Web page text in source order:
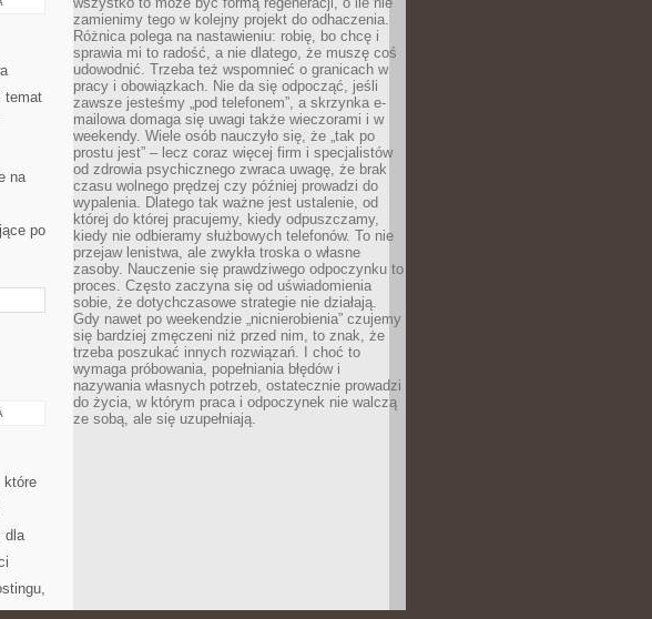
temat
na
po
które
dla
zamienimy tego w kolejny projekt do odhaczenia.
Różnica polega na nastawieniu: robię, bo chcę i
sprawia mi to radość, a nie dlatego, że muszę coś
udowodnić. Trzeba też wspomnieć o granicach w
pracy i obowiązkach. Nie da się odpocząć, jeśli
zawsze jesteśmy „pod telefonem”, a skrzynka e-
mailowa domaga się uwagi także wieczorami i w
weekendy. Wiele osób nauczyło się, że „tak po
prostu jest” – lecz coraz więcej firm i specjalistów
od zdrowia psychicznego zwraca uwagę, że brak
czasu wolnego prędzej czy później prowadzi do
wypalenia. Dlatego tak ważne jest ustalenie, od
której do której pracujemy, kiedy odpuszczamy,
kiedy nie odbieramy służbowych telefonów. To nie
przejaw lenistwa, ale zwykła troska o własne
zasoby. Nauczenie się prawdziwego odpoczynku to
proces. Często zaczyna się od uświadomienia
sobie, że dotychczasowe strategie nie działają.
Gdy nawet po weekendzie „nicnierobienia” czujemy
się bardziej zmęczeni niż przed nim, to znak, że
trzeba poszukać innych rozwiązań. I choć to
wymaga próbowania, popełniania błędów i
nazywania własnych potrzeb, ostatecznie prowadzi
do życia, w którym praca i odpoczynek nie walczą
ze sobą, ale się uzupełniają.